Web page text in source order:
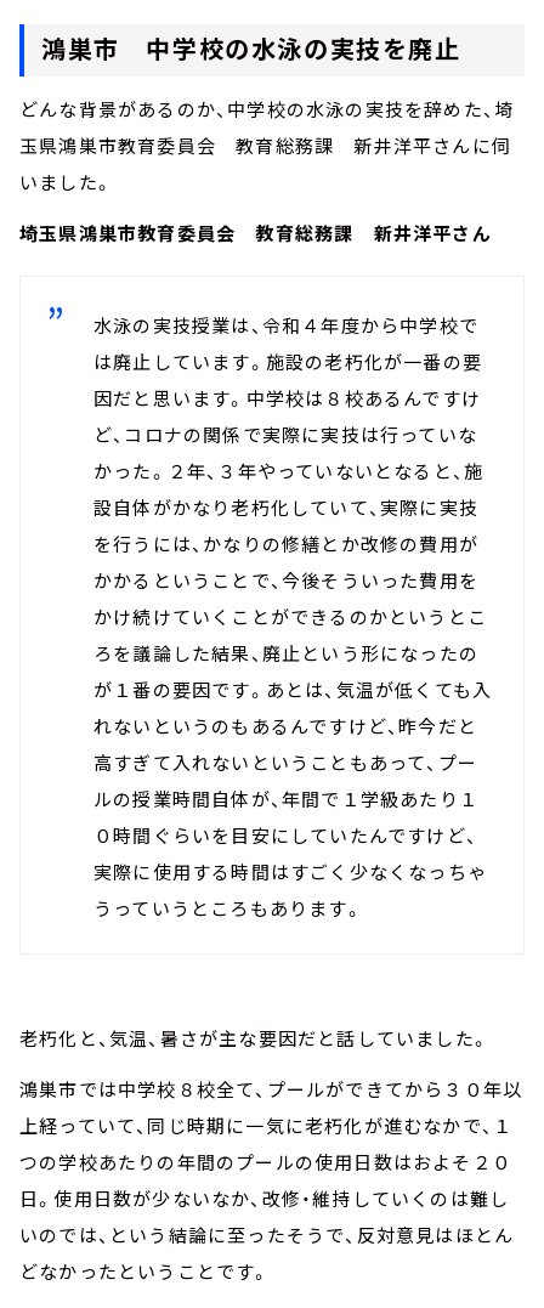
鴻巣市 中学校の水泳の実技を廃止
どんな背景があるのか、中学校の水泳の実技を辞めた、埼
玉県鴻巣市教育委員会 教育総務課 新井洋平さんに伺
いました。
埼玉県鴻巣市教育委員会 教育総務課 新井洋平さん
水泳の実技授業は、令和４年度から中学校で
は廃止しています。施設の老朽化が一番の要
因だと思います。中学校は８校あるんですけ
ど、コロナの関係で実際に実技は行っていな
かった。２年、３年やっていないとなると、施
設自体がかなり老朽化していて、実際に実技
を行うには、かなりの修繕とか改修の費用が
かかるということで、今後そういった費用を
かけ続けていくことができるのかというとこ
ろを議論した結果、廃止という形になったの
が１番の要因です。あとは、気温が低くても入
れないというのもあるんですけど、昨今だと
高すぎて入れないということもあって、プー
ルの授業時間自体が、年間で１学級あたり１
０時間ぐらいを目安にしていたんですけど、
実際に使用する時間はすごく少なくなっちゃ
うっていうところもあります。
老朽化と、気温、暑さが主な要因だと話していました。
鴻巣市では中学校８校全て、プールができてから３０年以
上経っていて、同じ時期に一気に老朽化が進むなかで、１
つの学校あたりの年間のプールの使用日数はおよそ２０
日。使用日数が少ないなか、改修・維持していくのは難し
いのでは、という結論に至ったそうで、反対意見はほとん
どなかったということです。